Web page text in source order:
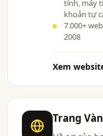
tính, máy
khoản tự
7.000+
2008
Xem
Trang